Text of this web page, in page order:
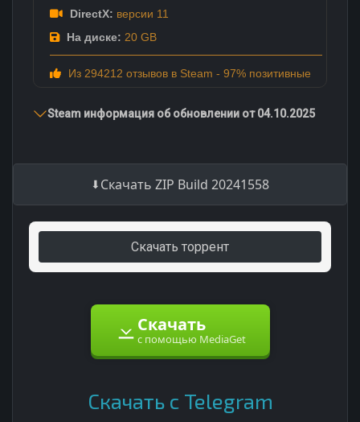
DirectX: версии 11
На диске: 20 GB
Из 294212 отзывов в Steam - 97% позитивные
Steam информация об обновлении от 04.10.2025
Скачать ZIP Build 20241558
Скачать торрент
Скачать
с помощью MediaGet
Скачать с Telegram